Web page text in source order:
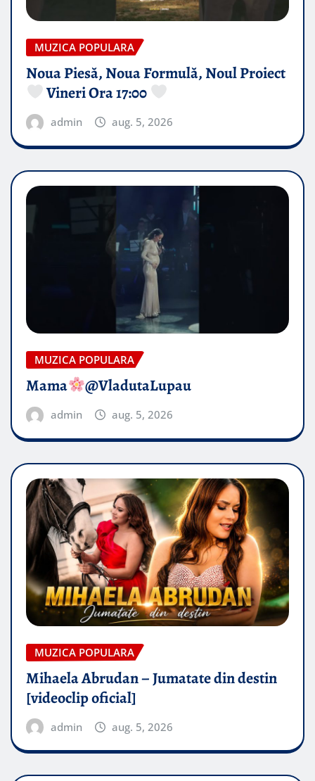
MUZICA POPULARA
Noua Piesă, Noua Formulă, Noul Proiect
Vineri Ora 17:00
admin aug. 5, 2026
MUZICA POPULARA
Mama @VladutaLupau
admin aug. 5, 2026
MUZICA POPULARA
Mihaela Abrudan – Jumatate din destin
[videoclip oficial]
admin aug. 5, 2026